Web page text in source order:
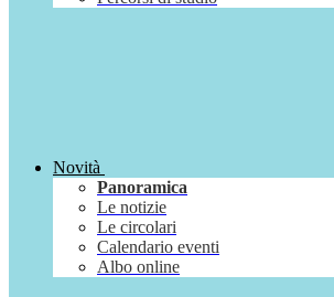
Novità
Panoramica
Le notizie
Le circolari
Calendario eventi
Albo online